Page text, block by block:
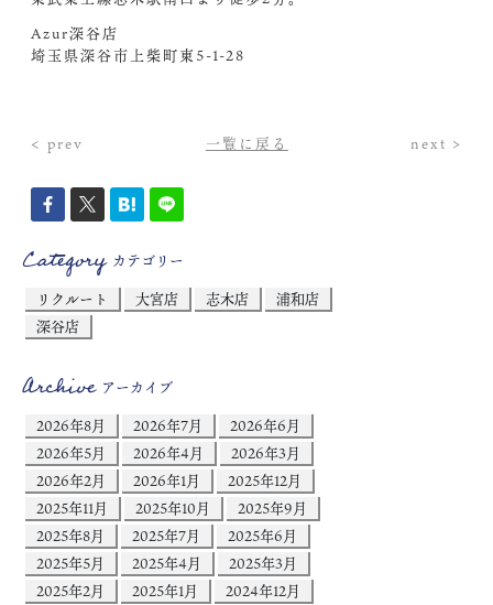
Azur深谷店
埼玉県深谷市上柴町東5-1-28
< prev 一覧に戻る next >
Categoryカテゴリー
リクルート
大宮店 志木店
浦和店
深谷店
Archiveアーカイブ
2026年8月
2026年7月
2026年6月
2026年5月
2026年4月
2026年3月
2026年2月
2026年1月
2025年12月
2025年11月
2025年10月
2025年9月
2025年8月
2025年7月
2025年6月
2025年5月
2025年4月
2025年3月
2025年2月
2025年1月
2024年12月